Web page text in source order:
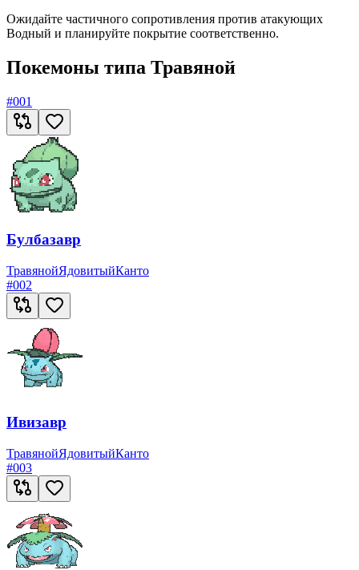
Ожидайте частичного сопротивления против атакующих
Водный и планируйте покрытие соответственно.
Покемоны типа Травяной
#001
Булбазавр
ТравянойЯдовитыйКанто
#002
Ивизавр
ТравянойЯдовитыйКанто
#003